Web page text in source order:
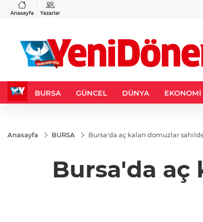
Anasayfa Yazarlar
%-0,22
BURSA GÜNCEL DÜNYA EKONOMİ
Anasayfa BURSA Bursa'da aç kalan domuzlar
Bursa'da